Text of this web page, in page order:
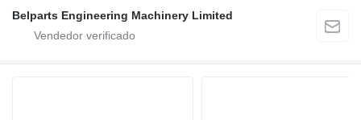
Belparts Engineering Machinery Limited